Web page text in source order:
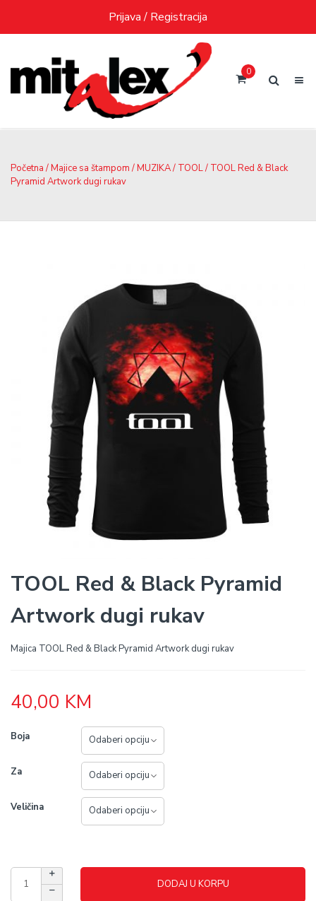
content
Prijava / Registracija
0
Početna /Majice sa štampom /MUZIKA/ TOOL/ TOOL Red & Black
Pyramid Artwork dugi rukav
TOOL Red & Black Pyramid
Artwork dugi rukav
Majica TOOL Red & Black Pyramid Artwork dugi rukav
40,00 KM
Boja
Za
Veličina
DODAJ U KORPU